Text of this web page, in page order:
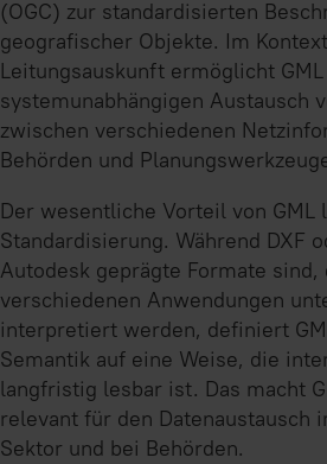
(OGC) zur standardisierten
geografischer Objekte. Im
Leitungsauskunft ermöglicht
systemunabhängigen Austausch
zwischen verschiedenen
Behörden und
Der wesentliche Vorteil von GML
Standardisierung. Während DXF
Autodesk geprägte Formate sind,
verschiedenen Anwendungen
interpretiert werden, definiert
Semantik auf eine Weise, die
langfristig lesbar ist. Das macht
relevant für den Datenaustausch
Sektor und bei Behörden.